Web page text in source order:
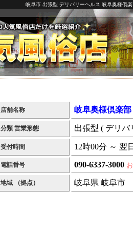
岐阜市 出張型 デリバリーヘルス 岐阜奥様倶
店舗名称 岐阜奥様倶楽部
分類 営業形態 出張型 ( デリバ
受付時間 12時00分 ～ 翌
電話番号 090-6337-3000
地域 （拠点） 岐阜県 岐阜市